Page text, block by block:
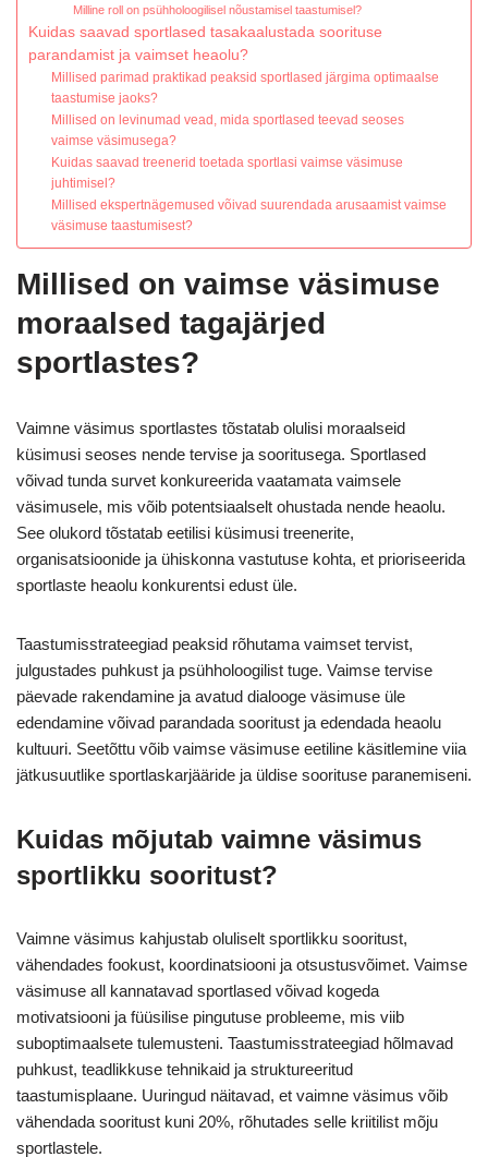
Milline roll on psühholoogilisel nõustamisel taastumisel?
Kuidas saavad sportlased tasakaalustada soorituse
parandamist ja vaimset heaolu?
Millised parimad praktikad peaksid sportlased järgima optimaalse
taastumise jaoks?
Millised on levinumad vead, mida sportlased teevad seoses
vaimse väsimusega?
Kuidas saavad treenerid toetada sportlasi vaimse väsimuse
juhtimisel?
Millised ekspertnägemused võivad suurendada arusaamist vaimse
väsimuse taastumisest?
Millised on vaimse väsimuse
moraalsed tagajärjed
sportlastes?
Vaimne väsimus sportlastes tõstatab olulisi moraalseid
küsimusi seoses nende tervise ja sooritusega. Sportlased
võivad tunda survet konkureerida vaatamata vaimsele
väsimusele, mis võib potentsiaalselt ohustada nende heaolu.
See olukord tõstatab eetilisi küsimusi treenerite,
organisatsioonide ja ühiskonna vastutuse kohta, et prioriseerida
sportlaste heaolu konkurentsi edust üle.
Taastumisstrateegiad peaksid rõhutama vaimset tervist,
julgustades puhkust ja psühholoogilist tuge. Vaimse tervise
päevade rakendamine ja avatud dialooge väsimuse üle
edendamine võivad parandada sooritust ja edendada heaolu
kultuuri. Seetõttu võib vaimse väsimuse eetiline käsitlemine viia
jätkusuutlike sportlaskarjääride ja üldise soorituse paranemiseni.
Kuidas mõjutab vaimne väsimus
sportlikku sooritust?
Vaimne väsimus kahjustab oluliselt sportlikku sooritust,
vähendades fookust, koordinatsiooni ja otsustusvõimet. Vaimse
väsimuse all kannatavad sportlased võivad kogeda
motivatsiooni ja füüsilise pingutuse probleeme, mis viib
suboptimaalsete tulemusteni. Taastumisstrateegiad hõlmavad
puhkust, teadlikkuse tehnikaid ja struktureeritud
taastumisplaane. Uuringud näitavad, et vaimne väsimus võib
vähendada sooritust kuni 20%, rõhutades selle kriitilist mõju
sportlastele.